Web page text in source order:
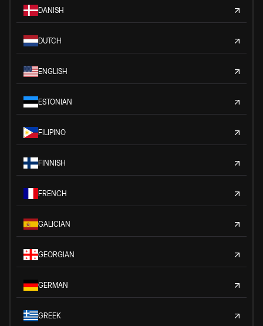
DANISH
DUTCH
ENGLISH
ESTONIAN
FILIPINO
FINNISH
FRENCH
GALICIAN
GEORGIAN
GERMAN
GREEK